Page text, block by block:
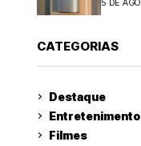
CATEGORIAS
Destaque
Entretenimento
Filmes